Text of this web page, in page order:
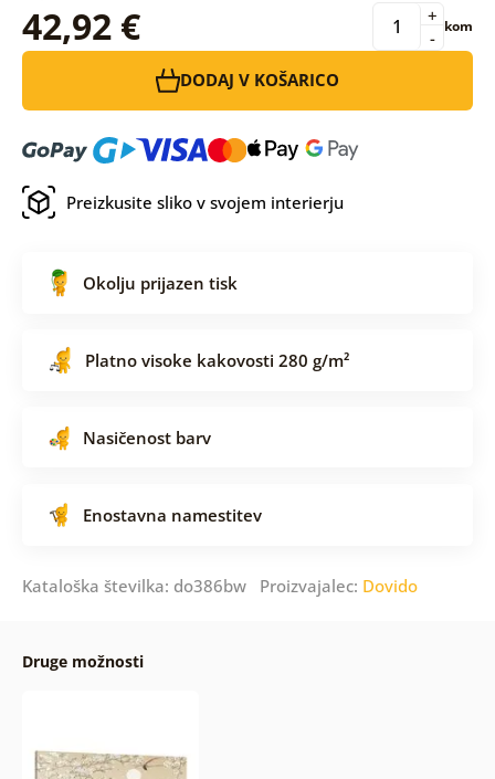
42,92 € -
+ kom
DODAJ V KOŠARICO
Preizkusite sliko v svojem interierju
Okolju prijazen tisk
Platno visoke kakovosti 280 g/m²
Nasičenost barv
Enostavna namestitev
Kataloška številka: do386bw Proizvajalec: Dovido
Druge možnosti